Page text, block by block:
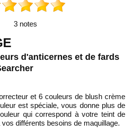
3 notes
d'anticernes et de fards
et 6 couleurs de blush crème
est spéciale, vous donne plus de
qui correspond à votre teint de
différents besoins de maquillage.